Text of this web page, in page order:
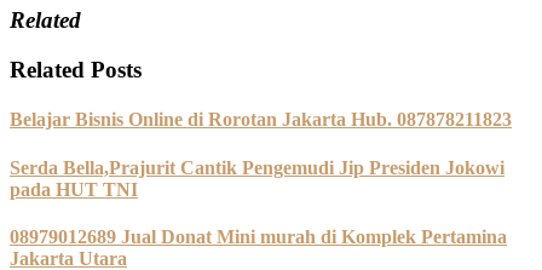
Related
Related Posts
Belajar Bisnis Online di Rorotan Jakarta Hub. 087878211823
Serda Bella,Prajurit Cantik Pengemudi Jip Presiden Jokowi
pada HUT TNI
08979012689 Jual Donat Mini murah di Komplek Pertamina
Jakarta Utara